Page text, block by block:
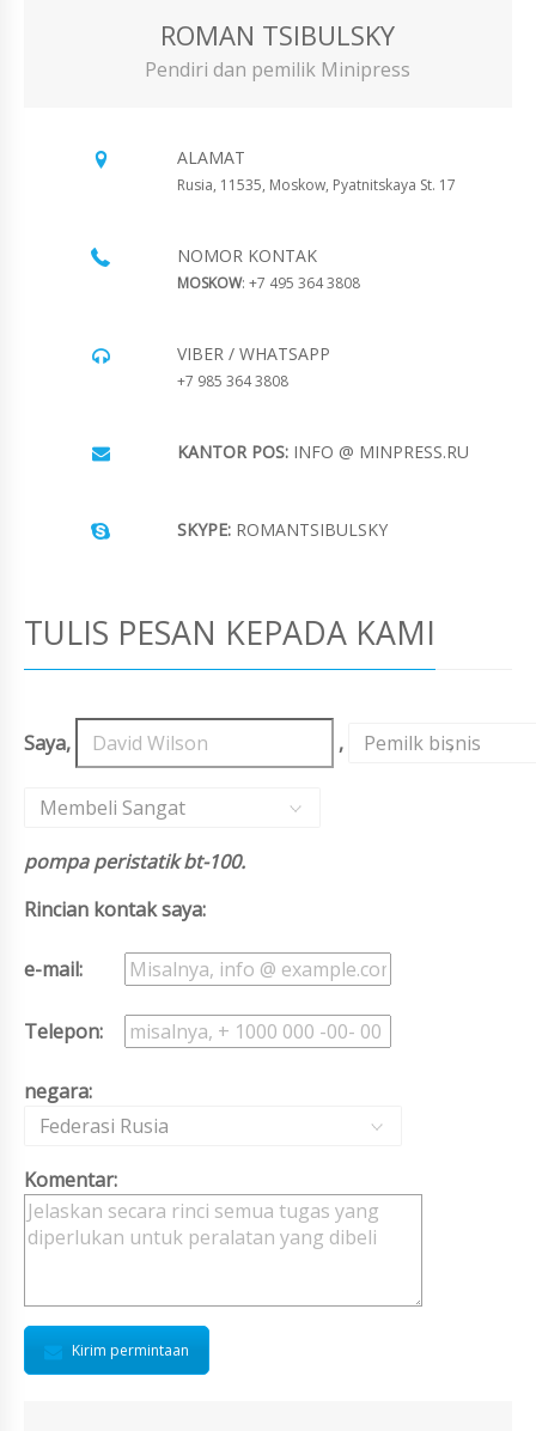
ROMAN TSIBULSKY
Pendiri dan pemilik Minipress
ALAMAT
Rusia, 11535, Moskow, Pyatnitskaya St. 17
NOMOR KONTAK
MOSKOW: +7 495 364 3808
VIBER / WHATSAPP
+7 985 364 3808
KANTOR POS: INFO @ MINPRESS.RU
SKYPE: ROMANTSIBULSKY
TULIS PESAN KEPADA KAMI
Saya, , Pemilk bisnis
,
Membeli Sangat
pompa peristatik bt-100.
Rincian kontak saya:
e-mail:
Telepon:
negara:
Federasi Rusia
Komentar:
Kirim permintaan